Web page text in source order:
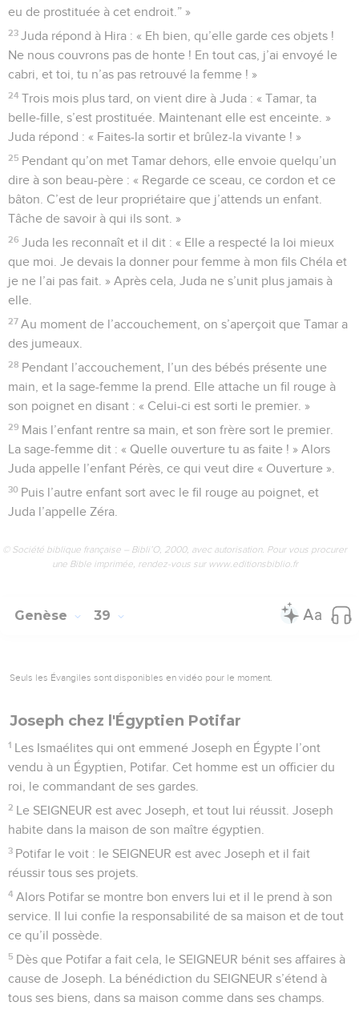
eu de prostituée à cet endroit.” »
23 Juda répond à Hira : « Eh bien, qu’elle garde ces objets !
Ne nous couvrons pas de honte ! En tout cas, j’ai envoyé le
cabri, et toi, tu n’as pas retrouvé la femme ! »
24 Trois mois plus tard, on vient dire à Juda : « Tamar, ta
belle-fille, s’est prostituée. Maintenant elle est enceinte. »
Juda répond : « Faites-la sortir et brûlez-la vivante ! »
25 Pendant qu’on met Tamar dehors, elle envoie quelqu’un
dire à son beau-père : « Regarde ce sceau, ce cordon et ce
bâton. C’est de leur propriétaire que j’attends un enfant.
Tâche de savoir à qui ils sont. »
26 Juda les reconnaît et il dit : « Elle a respecté la loi mieux
que moi. Je devais la donner pour femme à mon fils Chéla et
je ne l’ai pas fait. » Après cela, Juda ne s’unit plus jamais à
elle.
27 Au moment de l’accouchement, on s’aperçoit que Tamar a
des jumeaux.
28 Pendant l’accouchement, l’un des bébés présente une
main, et la sage-femme la prend. Elle attache un fil rouge à
son poignet en disant : « Celui-ci est sorti le premier. »
29 Mais l’enfant rentre sa main, et son frère sort le premier.
La sage-femme dit : « Quelle ouverture tu as faite ! » Alors
Juda appelle l’enfant Pérès, ce qui veut dire « Ouverture ».
30 Puis l’autre enfant sort avec le fil rouge au poignet, et
Juda l’appelle Zéra.
© Société biblique française – Bibli’O, 2000, avec autorisation. Pour vous procurer
une Bible imprimée, rendez-vous sur www.editionsbiblio.fr
Genèse 39
Seuls les Évangiles sont disponibles en vidéo pour le moment.
Joseph chez l'Égyptien Potifar
1 Les Ismaélites qui ont emmené Joseph en Égypte l’ont
vendu à un Égyptien, Potifar. Cet homme est un officier du
roi, le commandant de ses gardes.
2 Le SEIGNEUR est avec Joseph, et tout lui réussit. Joseph
habite dans la maison de son maître égyptien.
3 Potifar le voit : le SEIGNEUR est avec Joseph et il fait
réussir tous ses projets.
4 Alors Potifar se montre bon envers lui et il le prend à son
service. Il lui confie la responsabilité de sa maison et de tout
ce qu’il possède.
5 Dès que Potifar a fait cela, le SEIGNEUR bénit ses affaires à
cause de Joseph. La bénédiction du SEIGNEUR s’étend à
tous ses biens, dans sa maison comme dans ses champs.